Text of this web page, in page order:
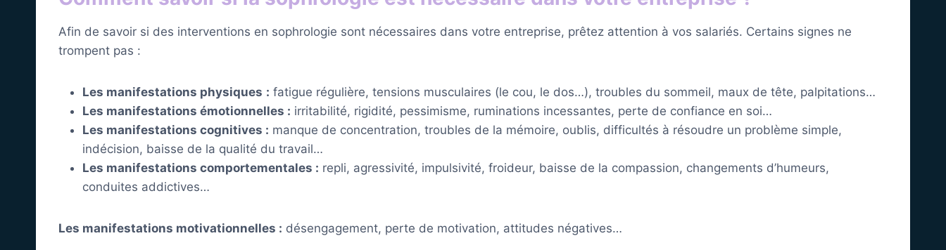
Afin de savoir si des interventions en sophrologie sont nécessaires dans votre entreprise, prêtez attention à vos salariés. Certains signes ne
trompent pas :
Les manifestations physiques : fatigue régulière, tensions musculaires (le cou, le dos…), troubles du sommeil, maux de tête, palpitations…
Les manifestations émotionnelles : irritabilité, rigidité, pessimisme, ruminations incessantes, perte de confiance en soi…
Les manifestations cognitives : manque de concentration, troubles de la mémoire, oublis, difficultés à résoudre un problème simple,
indécision, baisse de la qualité du travail…
Les manifestations comportementales : repli, agressivité, impulsivité, froideur, baisse de la compassion, changements d’humeurs,
conduites addictives…
Les manifestations motivationnelles : désengagement, perte de motivation, attitudes négatives…